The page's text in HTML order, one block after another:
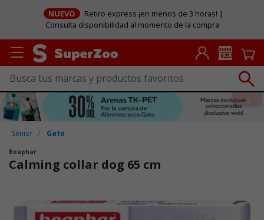
NUEVO
Retiro express ¡en menos de 3 horas! |
Consulta disponibilidad al momento de la compra
Senior Gato
Beaphar
Calming collar dog 65 cm